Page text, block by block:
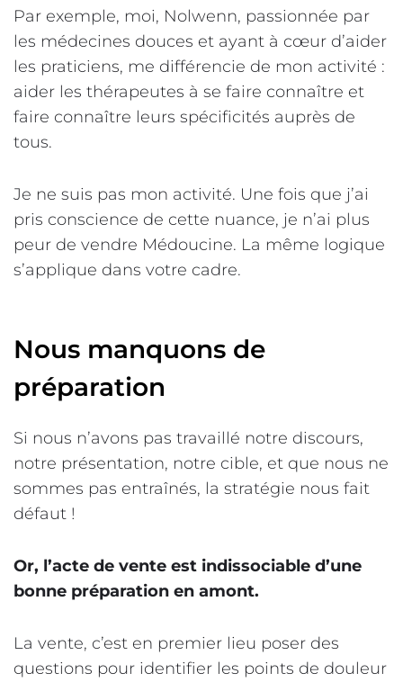
Par exemple, moi, Nolwenn, passionnée par
les médecines douces et ayant à cœur d’aider
les praticiens, me différencie de mon activité :
aider les thérapeutes à se faire connaître et
faire connaître leurs spécificités auprès de
tous.
Je ne suis pas mon activité. Une fois que j’ai
pris conscience de cette nuance, je n’ai plus
peur de vendre Médoucine. La même logique
s’applique dans votre cadre.
Nous manquons de
préparation
Si nous n’avons pas travaillé notre discours,
notre présentation, notre cible, et que nous ne
sommes pas entraînés, la stratégie nous fait
défaut !
Or, l’acte de vente est indissociable d’une
bonne préparation en amont.
La vente, c’est en premier lieu poser des
questions pour identifier les points de douleur